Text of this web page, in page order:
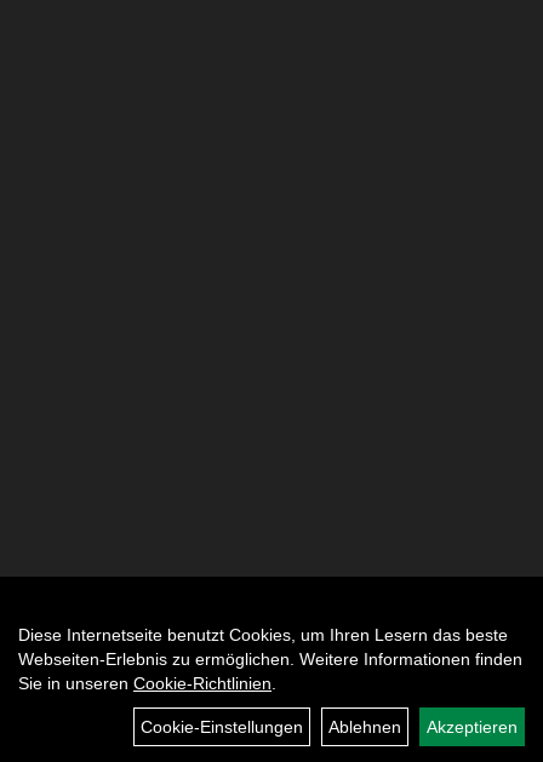
Diese Internetseite benutzt Cookies, um Ihren Lesern das beste
Webseiten-Erlebnis zu ermöglichen. Weitere Informationen finden
Sie in unseren Cookie-Richtlinien
Cookie-Einstellungen Ablehnen Akzeptieren
Auftrag widerrufen